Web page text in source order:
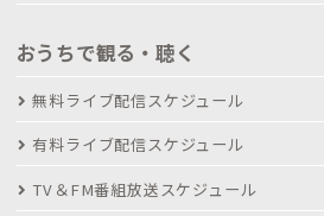
おうちで観る・聴く
無料ライブ配信スケジュール
有料ライブ配信スケジュール
TV＆FM番組放送スケジュール